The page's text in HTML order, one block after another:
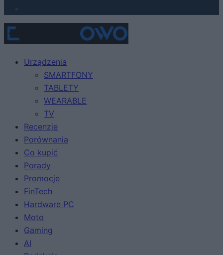
Urządzenia
SMARTFONY
TABLETY
WEARABLE
TV
Recenzje
Porównania
Co kupić
Porady
Promocje
FinTech
Hardware PC
Moto
Gaming
AI